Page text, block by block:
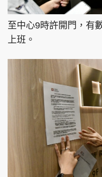
至中心9時許開門，有
上班。